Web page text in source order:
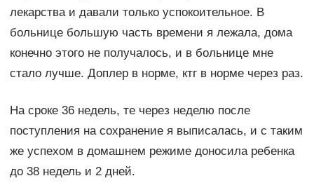
лекарства и давали только успокоительное. В
больнице большую часть времени я лежала, дома
конечно этого не получалось, и в больнице мне
стало лучше. Доплер в норме, ктг в норме через раз.
На сроке 36 недель, те через неделю после
поступления на сохранение я выписалась, и с таким
же успехом в домашнем режиме доносила ребенка
до 38 недель и 2 дней.